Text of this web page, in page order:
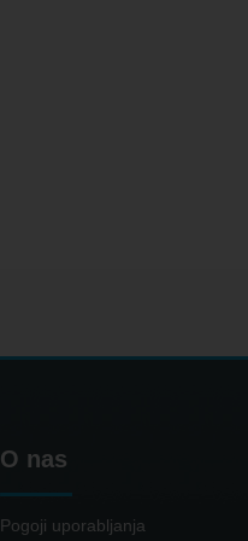
O nas
Pogoji uporabljanja